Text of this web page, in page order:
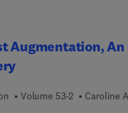
with race, ethnicity,
medical education,
Augmentation,
Volume 53-2 Caroline